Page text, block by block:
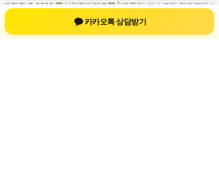
저작권 © 2026 신차장기렌트 | 제공처:
아스트라 워드프레스
테마
카카오톡 상담받기